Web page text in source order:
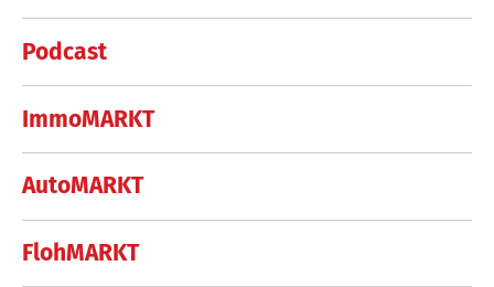
Podcast
ImmoMARKT
AutoMARKT
FlohMARKT